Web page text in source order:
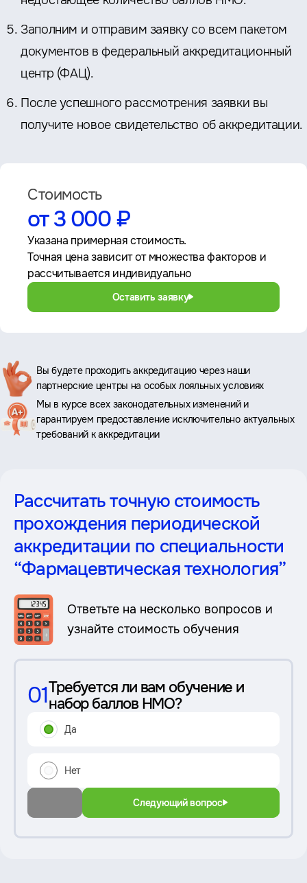
Заполним и отправим заявку со всем пакетом
документов в федеральный аккредитационный
центр (ФАЦ).
После успешного рассмотрения заявки вы
получите новое свидетельство об аккредитации.
Стоимость
от 3 000 ₽
Указана примерная стоимость.
Точная цена зависит от множества факторов и
рассчитывается индивидуально
Оставить заявку
Ключевые
преимущества
Вы будете проходить аккредитацию через наши
партнерские центры на особых лояльных условиях
Мы в курсе всех законодательных изменений и
гарантируем предоставление исключительно актуальных
требований к аккредитации
Рассчитать точную стоимость
прохождения периодической
аккредитации по специальности
“Фармацевтическая технология”
Ответьте на несколько вопросов и
узнайте стоимость обучения
01Требуется ли вам обучение и
набор баллов НМО?
Да
Нет
Следующий вопрос